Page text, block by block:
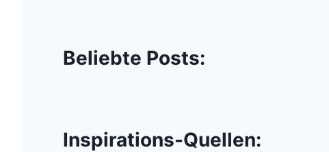
Beliebte Posts:
Inspirations-Quellen: